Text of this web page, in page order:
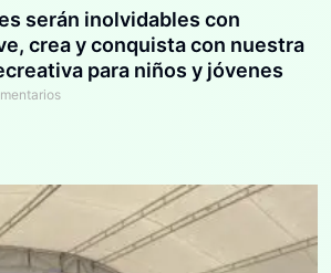
serán inolvidables con
crea y conquista con nuestra
para niños y jóvenes